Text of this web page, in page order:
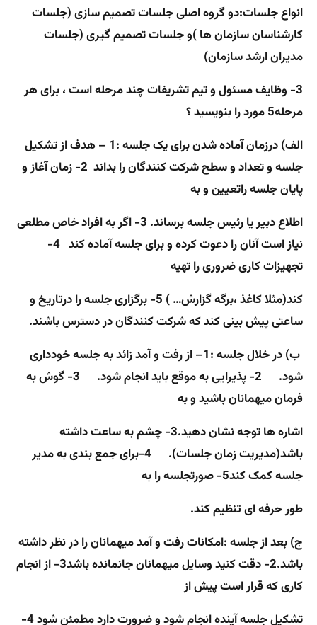
انواع جلسات:دو گروه اصلی جلسات تصمیم سازی (جلسات
کارشناسان سازمان ها )و جلسات تصمیم گیری (جلسات
مدیران ارشد سازمان)
3- وظایف مسئول و تیم تشریفات چند مرحله است ، برای هر
مرحله5 مورد را بنویسید ؟
الف) درزمان آماده شدن برای یک جلسه :
1 – هدف از تشکیل
جلسه و تعداد و سطح شرکت کنندگان را بداند 2- زمان آغاز و
پایان جلسه راتعیین و به
اطلاع دبیر یا رئیس جلسه برساند. 3- اگر به افراد خاص مطلعی
نیاز است آنان را دعوت کرده و برای جلسه آماده کند 4-
تجهیزات کاری ضروری را تهیه
کند(مثلا کاغذ ،‌برگه گزارش… ) 5- برگزاری جلسه را درتاریخ و
ساعتی پیش بینی کند که شرکت کنندگان در دسترس باشند.
ب) در خلال جلسه :1
–از رفت و آمد زائد به جلسه خودداری
شود. 2- پذیرایی به موقع باید انجام شود. 3- گوش به
فرمان میهمانان باشید و به
اشاره ها توجه نشان دهید.3- چشم به ساعت داشته
باشد(مدیریت زمان جلسات). 4-برای جمع بندی به مدیر
جلسه کمک کند5- صورتجلسه را به
طور حرفه ای تنظیم کند.
ج) بعد از جلسه :امکانات رفت و آمد میهمانان را در نظر داشته
باشد.2- دقت کنید وسایل میهمانان جانمانده باشد3- از انجام
کاری که قرار است پیش از
تشکیل جلسه آینده انجام شود و ضرورت دارد مطمئن شود 4-